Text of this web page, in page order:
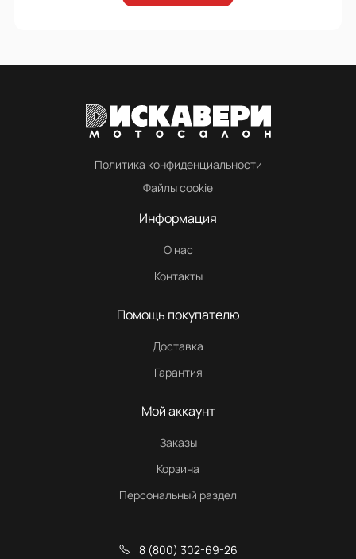
Политика конфиденциальности
Файлы cookie
Информация
О нас
Контакты
Помощь покупателю
Доставка
Гарантия
Мой аккаунт
Заказы
Корзина
Персональный раздел
8 (800) 302-69-26